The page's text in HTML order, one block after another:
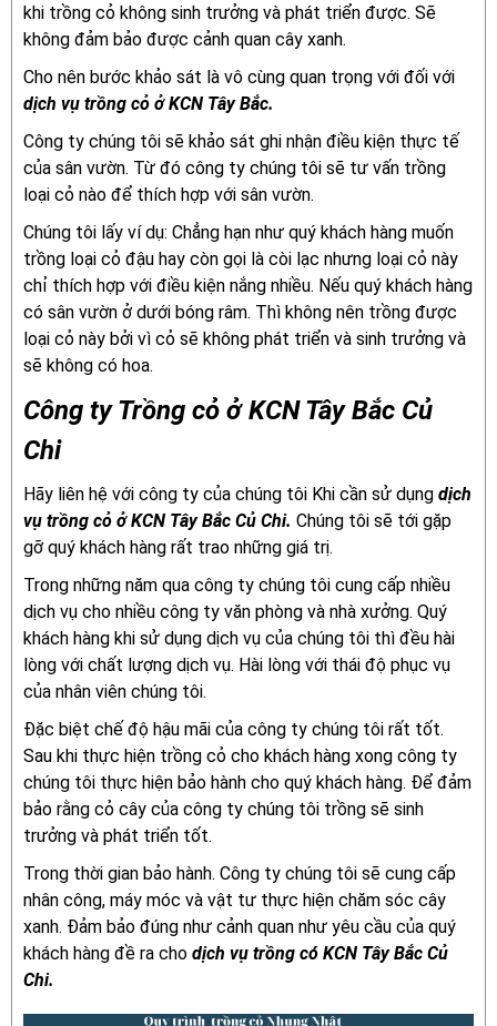
khi trồng cỏ không sinh trưởng và phát triển được. Sẽ
không đảm bảo được cảnh quan cây xanh.
Cho nên bước khảo sát là vô cùng quan trọng với đối với
dịch vụ trồng cỏ ở KCN Tây Bắc.
Công ty chúng tôi sẽ khảo sát ghi nhận điều kiện thực tế
của sân vườn. Từ đó công ty chúng tôi sẽ tư vấn trồng
loại cỏ nào để thích hợp với sân vườn.
Chúng tôi lấy ví dụ: Chẳng hạn như quý khách hàng muốn
trồng loại cỏ đậu hay còn gọi là còi lạc nhưng loại cỏ này
chỉ thích hợp với điều kiện nắng nhiều. Nếu quý khách hàng
có sân vườn ở dưới bóng râm. Thì không nên trồng được
loại cỏ này bởi vì cỏ sẽ không phát triển và sinh trưởng và
sẽ không có hoa.
Công ty Trồng cỏ ở KCN Tây Bắc Củ
Chi
Hãy liên hệ với công ty của chúng tôi Khi cần sử dụng dịch
vụ trồng cỏ ở KCN Tây Bắc Củ Chi. Chúng tôi sẽ tới gặp
gỡ quý khách hàng rất trao những giá trị.
Trong những năm qua công ty chúng tôi cung cấp nhiều
dịch vụ cho nhiều công ty văn phòng và nhà xưởng. Quý
khách hàng khi sử dụng dịch vụ của chúng tôi thì đều hài
lòng với chất lượng dịch vụ. Hài lòng với thái độ phục vụ
của nhân viên chúng tôi.
Đặc biệt chế độ hậu mãi của công ty chúng tôi rất tốt.
Sau khi thực hiện trồng cỏ cho khách hàng xong công ty
chúng tôi thực hiện bảo hành cho quý khách hàng. Để đảm
bảo rằng cỏ cây của công ty chúng tôi trồng sẽ sinh
trưởng và phát triển tốt.
Trong thời gian bảo hành. Công ty chúng tôi sẽ cung cấp
nhân công, máy móc và vật tư thực hiện chăm sóc cây
xanh. Đảm bảo đúng như cảnh quan như yêu cầu của quý
khách hàng đề ra cho dịch vụ trồng có KCN Tây Bắc Củ
Chi.